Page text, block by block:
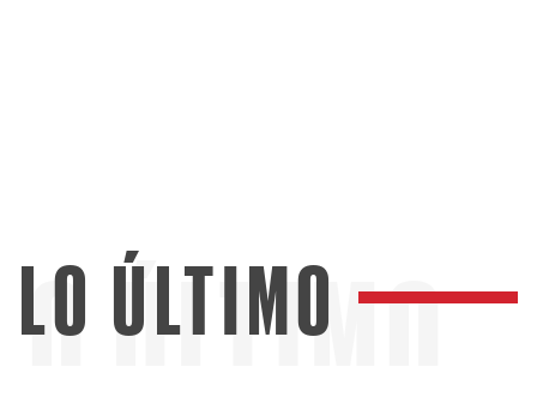
ÚLTIMO
LO ÚLTIMO